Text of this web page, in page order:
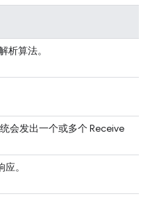
析算法。
会发出一个或多个 Receive
。